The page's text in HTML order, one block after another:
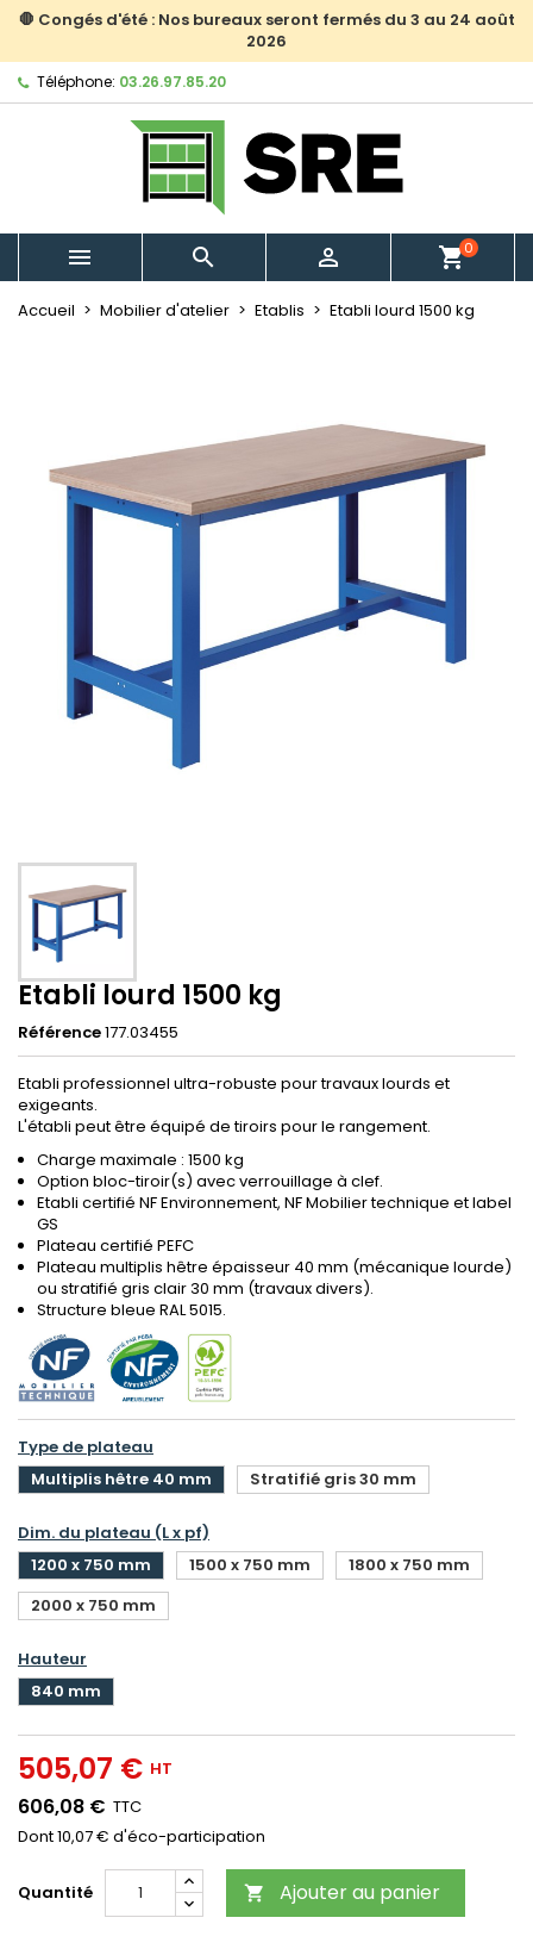
🛑 Congés d'été : Nos bureaux seront fermés du 3 au 24 août
2026
Téléphone: 03.26.97.85.20
   shopping_cart0
Accueil Mobilier d'atelier Etablis Etabli lourd 1500 kg
Etabli lourd 1500 kg
Référence177.03455
Etabli professionnel ultra-robuste pour travaux lourds et
exigeants.
L'établi peut être équipé de tiroirs pour le rangement.
Charge maximale : 1500 kg
Option bloc-tiroir(s) avec verrouillage à clef.
Etabli certifié NF Environnement, NF Mobilier technique et label
GS
Plateau certifié PEFC
Plateau multiplis hêtre épaisseur 40 mm (mécanique lourde)
ou stratifié gris clair 30 mm (travaux divers).
Structure bleue RAL 5015.
Type de plateau
Multiplis hêtre 40 mm
Stratifié gris 30 mm
Dim. du plateau (L x pf)
1200 x 750 mm
1500 x 750 mm
1800 x 750 mm
2000 x 750 mm
Hauteur
840 mm
505,07 € HT
606,08 € TTC
Dont 10,07 € d'éco-participation
Quantité  Ajouter au panier